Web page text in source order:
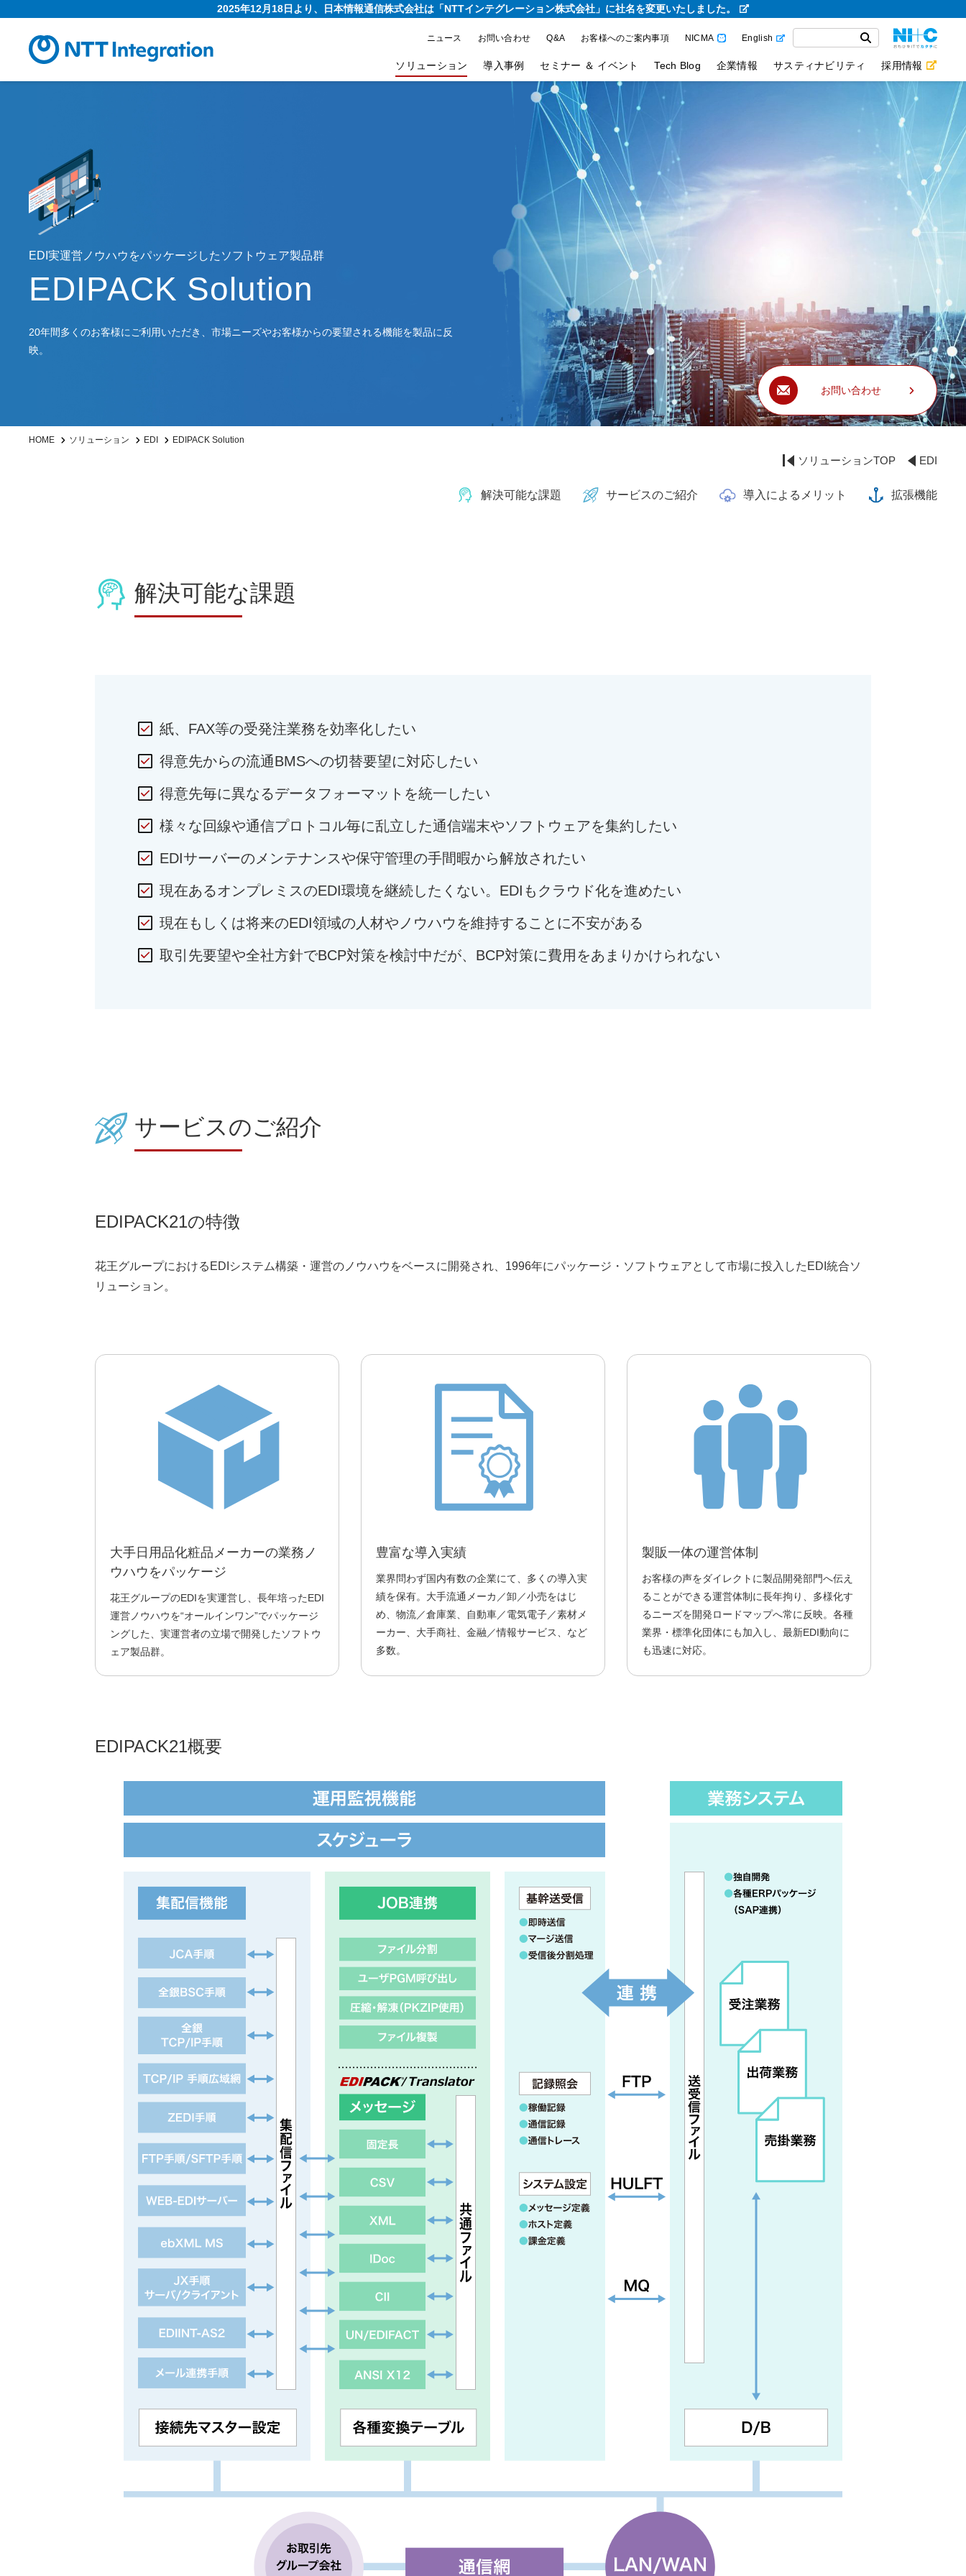
2025年12月18日より、日本情報通信株式会社は「NTTインテグレーション株式会社」に社名を変更いたしました。
ニュース お問い合わせ Q&A お客様へのご案内事項 NICMA English
ソリューション 導入事例 セミナー ＆ イベント Tech Blog 企業情報 サスティナビリティ 採用情報
EDI実運営ノウハウをパッケージしたソフトウェア製品群
EDIPACK Solution
20年間多くのお客様にご利用いただき、市場ニーズやお客様からの要望される機能を製品に反
映。
お問い合わせ
HOME ソリューション EDI EDIPACK Solution
ソリューションTOP EDI
解決可能な課題 サービスのご紹介 導入によるメリット 拡張機能
解決可能な課題
紙、FAX等の受発注業務を効率化したい
得意先からの流通BMSへの切替要望に対応したい
得意先毎に異なるデータフォーマットを統一したい
様々な回線や通信プロトコル毎に乱立した通信端末やソフトウェアを集約したい
EDIサーバーのメンテナンスや保守管理の手間暇から解放されたい
現在あるオンプレミスのEDI環境を継続したくない。EDIもクラウド化を進めたい
現在もしくは将来のEDI領域の人材やノウハウを維持することに不安がある
取引先要望や全社方針でBCP対策を検討中だが、BCP対策に費用をあまりかけられない
サービスのご紹介
EDIPACK21の特徴
花王グループにおけるEDIシステム構築・運営のノウハウをベースに開発され、1996年にパッケージ・ソフトウェアとして市場に投入したEDI統合ソ
リューション。
大手日用品化粧品メーカーの業務ノ
ウハウをパッケージ
花王グループのEDIを実運営し、長年培ったEDI
運営ノウハウを“オールインワン”でパッケージ
ングした、実運営者の立場で開発したソフトウ
ェア製品群。
豊富な導入実績
業界問わず国内有数の企業にて、多くの導入実
績を保有。大手流通メーカ／卸／小売をはじ
め、物流／倉庫業、自動車／電気電子／素材メ
ーカー、大手商社、金融／情報サービス、など
多数。
製販一体の運営体制
お客様の声をダイレクトに製品開発部門へ伝え
ることができる運営体制に長年拘り、多様化す
るニーズを開発ロードマップへ常に反映。各種
業界・標準化団体にも加入し、最新EDI動向に
も迅速に対応。
EDIPACK21概要